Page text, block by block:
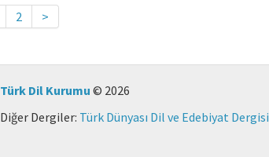
2 >
Türk Dil Kurumu © 2026
Diğer Dergiler: Türk Dünyası Dil ve Edebiyat Dergisi